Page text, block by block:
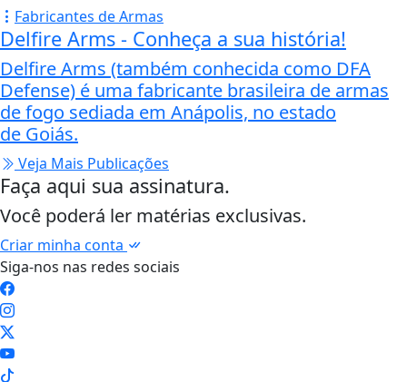
Fabricantes de Armas
Delfire Arms - Conheça a sua história!
Delfire Arms (também conhecida como DFA
Defense) é uma fabricante brasileira de armas
de fogo sediada em Anápolis, no estado
de Goiás.
Veja Mais Publicações
Faça aqui sua assinatura.
Você poderá ler matérias exclusivas.
Criar minha conta
Siga-nos nas redes sociais